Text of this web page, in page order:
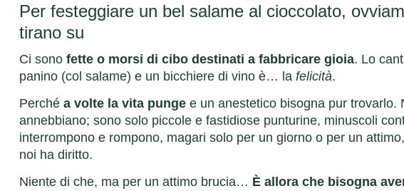
Per festeggiare un bel salame al cioccolato,
tirano su
Ci sono fette o morsi di cibo destinati a fabbricare gioia. Lo
panino (col salame) e un bicchiere di vino è… la felicità.
Perché a volte la vita punge e un anestetico bisogna pur trovarlo.
annebbiano; sono solo piccole e fastidiose punturine, minuscoli
interrompono e rompono, magari solo per un giorno o per un
noi ha diritto.
Niente di che, ma per un attimo brucia… È allora che bisogna